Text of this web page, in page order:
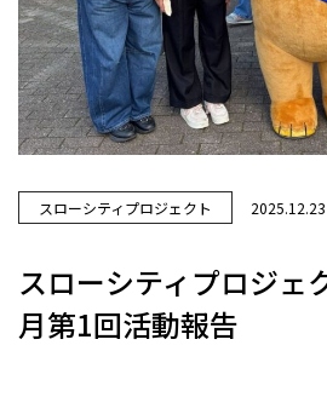
スローシティプロジェクト 2025.12.23
スローシティプロジェ
月第1回活動報告